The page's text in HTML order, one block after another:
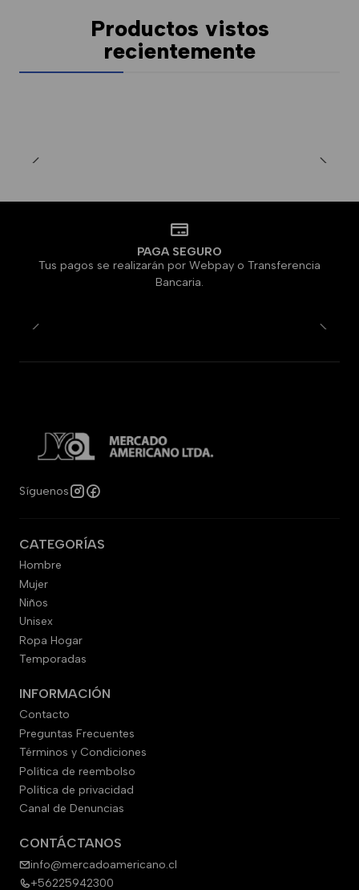
Productos vistos
recientemente
PAGA SEGURO
Tus pagos se realizarán por Webpay o Transferencia
Bancaria.
Síguenos
CATEGORÍAS
Hombre
Mujer
Niños
Unisex
Ropa Hogar
Temporadas
INFORMACIÓN
Contacto
Preguntas Frecuentes
Términos y Condiciones
Política de reembolso
Política de privacidad
Canal de Denuncias
CONTÁCTANOS
info@mercadoamericano.cl
+56225942300